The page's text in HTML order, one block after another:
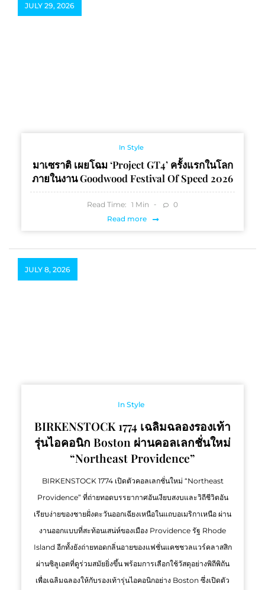
JULY 29, 2026
In Style
มาเซราติ เผยโฉม ‘Project GT4’ ครั้งแรกในโลก
ภายในงาน Goodwood Festival Of Speed 2026
Read Time: 1 Min
0
Read more
JULY 8, 2026
In Style
BIRKENSTOCK 1774 เฉลิมฉลองรองเท้า
รุ่นไอคอนิก Boston ผ่านคอลเลกชั่นใหม่
“Northeast Providence”
BIRKENSTOCK 1774 เปิดตัวคอลเลกชั่นใหม่ “Northeast
Providence” ที่ถ่ายทอดบรรยากาศอันเงียบสงบและวิถีชีวิตอัน
เรียบง่ายของชายฝั่งตะวันออกเฉียงเหนือในแถบอเมริกาเหนือ ผ่าน
งานออกแบบที่สะท้อนเสน่ห์ของเมือง Providence รัฐ Rhode
Island อีกทั้งยังถ่ายทอดกลิ่นอายของแฟชั่นแคชชวลแวร์คลาสสิก
ผ่านซิลูเอตที่ดูร่วมสมัยยิ่งขึ้น พร้อมการเลือกใช้วัสดุอย่างพิถีพิถัน
เพื่อเฉลิมฉลองให้กับรองเท้ารุ่นไอคอนิกอย่าง Boston ซึ่งเปิดตัว